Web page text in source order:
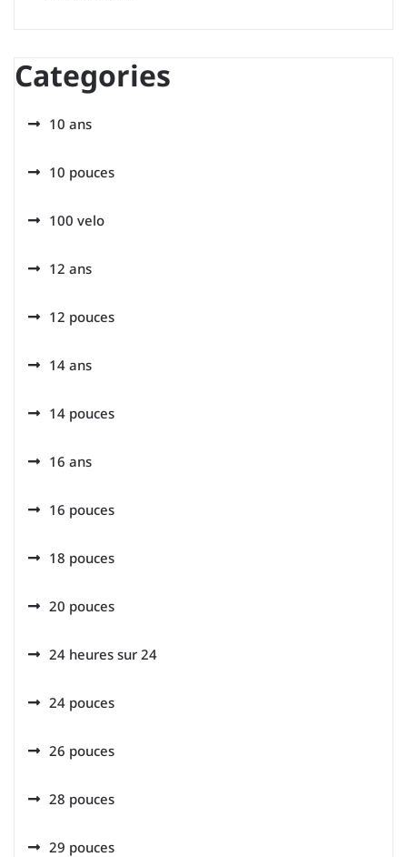
Categories
10 ans
10 pouces
100 velo
12 ans
12 pouces
14 ans
14 pouces
16 ans
16 pouces
18 pouces
20 pouces
24 heures sur 24
24 pouces
26 pouces
28 pouces
29 pouces